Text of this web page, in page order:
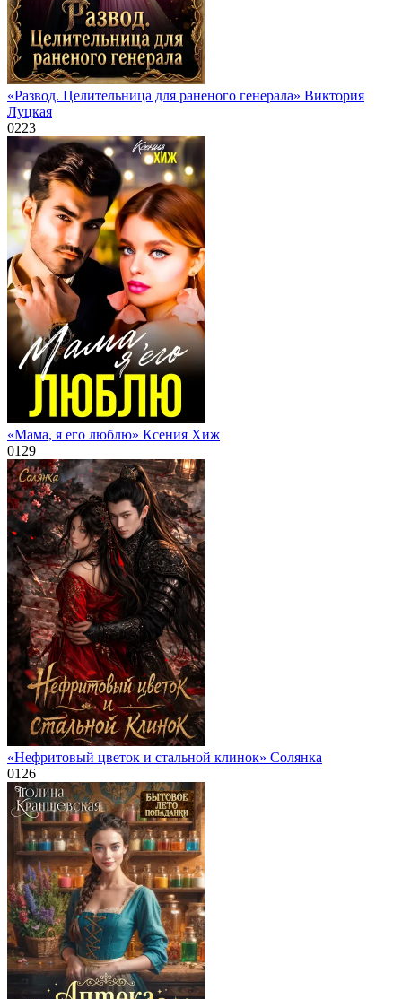
«Развод. Целительница для раненого генерала» Виктория
Луцкая
0223
«Мама, я его люблю» Ксения Хиж
0129
«Нефритовый цветок и стальной клинок» Солянка
0126